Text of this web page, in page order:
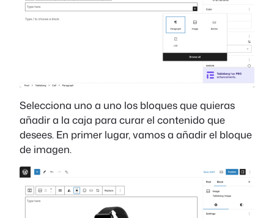
Selecciona uno a uno los bloques que quieras
añadir a la caja para curar el contenido que
desees. En primer lugar, vamos a añadir el bloque
de imagen.